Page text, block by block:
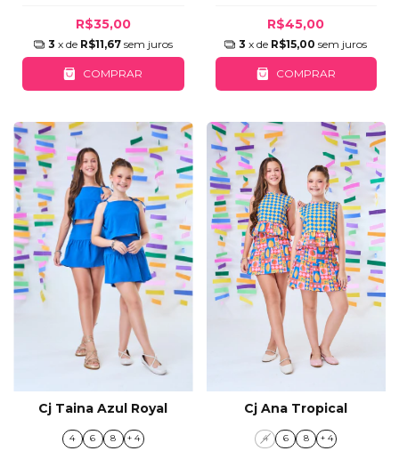
R$35,00
3 x de R$11,67 sem juros
COMPRAR
R$45,00
3 x de R$15,00 sem juros
COMPRAR
Cj Taina Azul Royal
4 6 8 + 4
Cj Ana Tropical
4 6 8 + 4